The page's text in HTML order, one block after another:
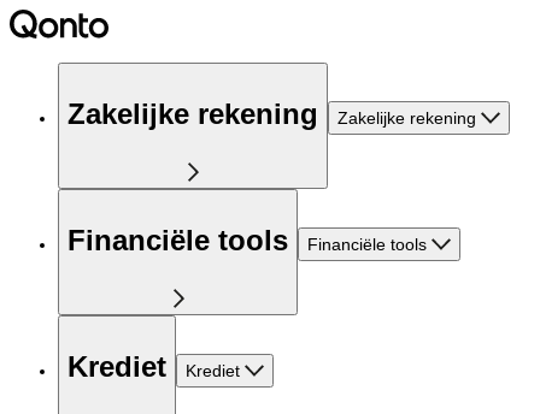
Zakelijke rekening Zakelijke rekening
Financiële tools Financiële tools
Krediet Krediet